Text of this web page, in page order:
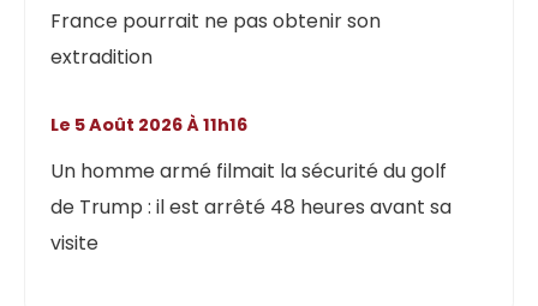
France pourrait ne pas obtenir son
extradition
Un homme armé filmait la sécurité du golf
de Trump : il est arrêté 48 heures avant sa
visite
Le 5 Août 2026 À 11h16